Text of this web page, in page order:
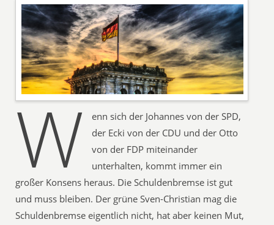
W
enn sich der Johannes von der SPD,
der Ecki von der CDU und der Otto
von der FDP miteinander
unterhalten, kommt immer ein
großer Konsens heraus. Die Schuldenbremse ist gut
und muss bleiben. Der grüne Sven-Christian mag die
Schuldenbremse eigentlich nicht, hat aber keinen Mut,